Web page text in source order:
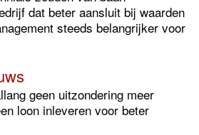
dat beter aansluit bij waarden
steeds belangrijker voor
geen uitzondering meer
loon inleveren voor beter